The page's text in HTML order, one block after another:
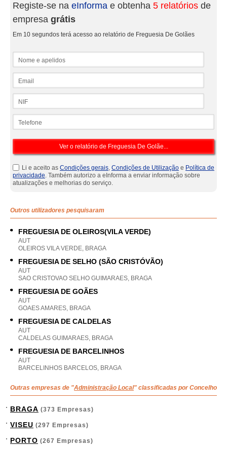
Registe-se na eInforma e obtenha 5 relatórios de
empresa grátis
Em 10 segundos terá acesso ao relatório de Freguesia De Golães
Li e aceito as Condições gerais, Condições de Utilização e Política de
privacidade. Também autorizo a eInforma a enviar informação sobre
atualizações e melhorias do serviço.
Outros utilizadores pesquisaram
FREGUESIA DE OLEIROS(VILA VERDE)
AUT
OLEIROS VILA VERDE, BRAGA
FREGUESIA DE SELHO (SÃO CRISTÓVÃO)
AUT
SAO CRISTOVAO SELHO GUIMARAES, BRAGA
FREGUESIA DE GOÃES
AUT
GOAES AMARES, BRAGA
FREGUESIA DE CALDELAS
AUT
CALDELAS GUIMARAES, BRAGA
FREGUESIA DE BARCELINHOS
AUT
BARCELINHOS BARCELOS, BRAGA
Outras empresas de "Administração Local" classificadas por Concelho
BRAGA (373 Empresas)
VISEU (297 Empresas)
PORTO (267 Empresas)